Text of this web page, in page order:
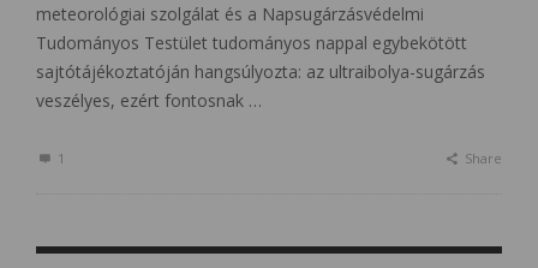
meteorológiai szolgálat és a Napsugárzásvédelmi
Tudományos Testület tudományos nappal egybekötött
sajtótájékoztatóján hangsúlyozta: az ultraibolya-sugárzás
veszélyes, ezért fontosnak …
1 Share